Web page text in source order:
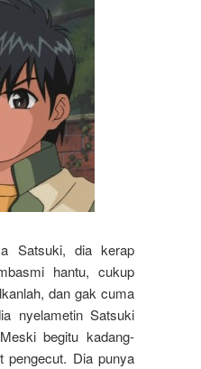
Satsuki, dia kerap
hantu, cukup
dan gak cuma
nyelametin Satsuki
begitu kadang-
pengecut. Dia punya